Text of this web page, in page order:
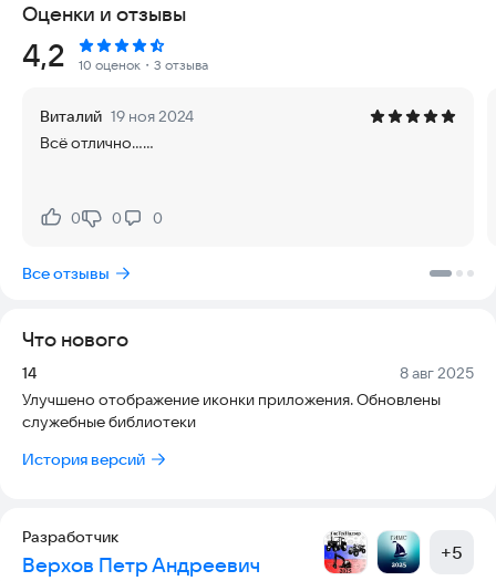
В приложении представлено несколько различных
способов изучения экзаменационных билетов. Есть
возможность изучать билеты по их номерам, просматривать
максимально приближенный к форме экзамена. Так же есть
возможность проверять свои знания на случайно собранных
Оценки и отзывы
Рейтинг:
4,2 10 оценок ・3 отзыва
Виталий 19 ноя 2024
Всё отлично......
Нравится:
0Не нравится:
0 0
Все отзывы
Что нового
Версия:
14 Дата:
8 авг 2025
Улучшено отображение иконки приложения. Обновлены
служебные библиотеки
История версий
Разработчик
Верхов Петр Андреевич +5